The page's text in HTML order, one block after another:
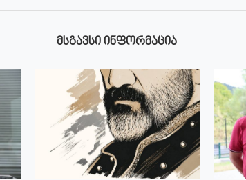
ᲛᲡᲒᲐᲕᲡᲘ ᲘᲜᲤᲝᲠᲛᲐᲪᲘᲐ